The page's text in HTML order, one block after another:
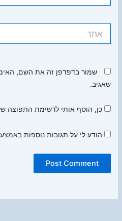
שמור בדפדפן זה את השם,
שאגיב.
כן, הוסף אותי לרשימת התפוצה
הודע לי על תגובות נוספות